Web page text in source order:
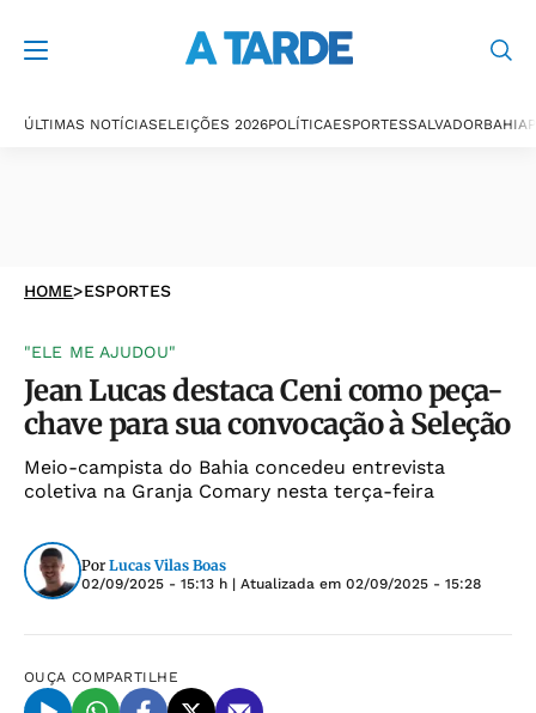
ÚLTIMAS NOTÍCIASELEIÇÕES 2026POLÍTICAESPORTESSALVADORBAHIA
HOME>ESPORTES
"ELE ME AJUDOU"
Jean Lucas destaca Ceni como peça-
chave para sua convocação à Seleção
Meio-campista do Bahia concedeu entrevista
coletiva na Granja Comary nesta terça-feira
Por Lucas Vilas Boas
02/09/2025 - 15:13 h | Atualizada em 02/09/2025 - 15:28
OUÇA COMPARTILHE